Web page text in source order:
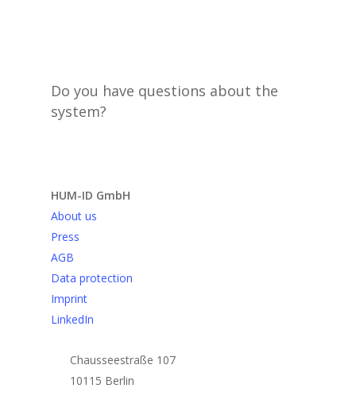
Do you have questions about the
system?
HUM-ID GmbH
About us
Press
AGB
Data protection
Imprint
LinkedIn
Chausseestraße 107
10115 Berlin